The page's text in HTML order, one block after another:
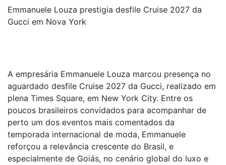
Emmanuele Louza prestigia desfile Cruise 2027 da
Gucci em Nova York
A empresária Emmanuele Louza marcou presença no
aguardado desfile Cruise 2027 da Gucci, realizado em
plena Times Square, em New York City. Entre os
poucos brasileiros convidados para acompanhar de
perto um dos eventos mais comentados da
temporada internacional de moda, Emmanuele
reforçou a relevância crescente do Brasil, e
especialmente de Goiás, no cenário global do luxo e